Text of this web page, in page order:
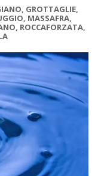
GROTTAGLIE,
MASSAFRA,
ROCCAFORZATA,